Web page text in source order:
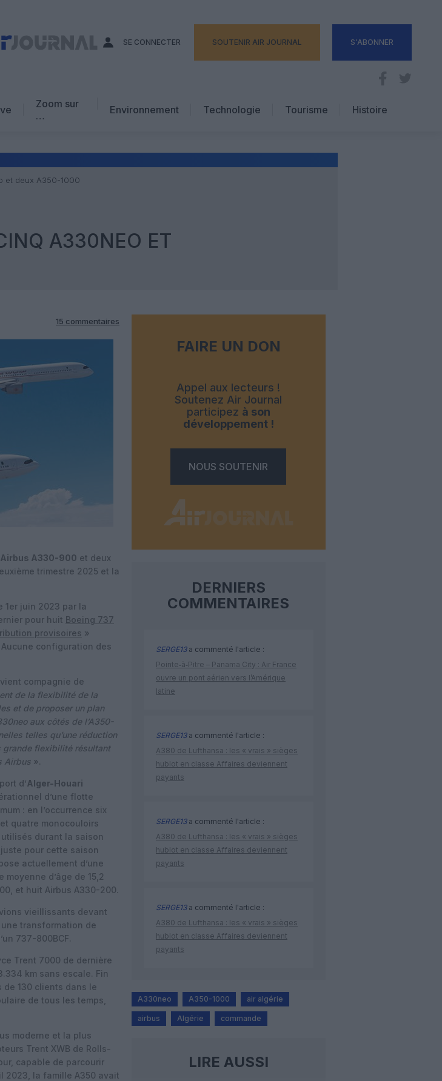
SE CONNECTER SOUTENIR AIR JOURNAL S'ABONNER
Zoom sur
…
Avis d’expert
Environnement Technologie
Tourisme
Hôtellerie
Histoire
et deux A350-1000
A330NEO ET
15 commentaires
A330-900 et deux
trimestre 2025 et la
1er juin 2023 par la
pour huit Boeing 737
provisoires »
configuration des
compagnie de
de la flexibilité de la
et de proposer un plan
aux côtés de l’A350-
telles qu’une réduction
grande flexibilité résultant
Airbus ».
d’Alger-Houari
d’une flotte
: en l’occurrence six
quatre monocouloirs
durant la saison
pour cette saison
actuellement d’une
d’âge de 15,2
et huit Airbus A330-200.
vieillissants devant
transformation de
737-800BCF.
Trent 7000 de dernière
km sans escale. Fin
de 130 clients dans le
de tous les temps,
moderne et la plus
Trent XWB de Rolls-
capable de parcourir
2023, la famille A350 avait
FAIRE UN DON
Appel aux lecteurs !
Soutenez Air Journal
participez à son
développement !
NOUS SOUTENIR
DERNIERS
COMMENTAIRES
SERGE13a commenté l'article :
Pointe‑à‑Pitre – Panama City : Air France
ouvre un pont aérien vers l’Amérique
latine
SERGE13a commenté l'article :
A380 de Lufthansa : les « vrais » sièges
hublot en classe Affaires deviennent
payants
SERGE13a commenté l'article :
A380 de Lufthansa : les « vrais » sièges
hublot en classe Affaires deviennent
payants
SERGE13a commenté l'article :
A380 de Lufthansa : les « vrais » sièges
hublot en classe Affaires deviennent
payants
A330neo A350-1000 air algérie
airbus Algérie commande
LIRE AUSSI